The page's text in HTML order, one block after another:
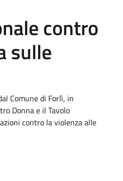
contro
sulle
Comune di Forlì, in
Donna e il Tavolo
contro la violenza alle